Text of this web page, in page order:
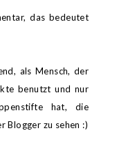
das bedeutet
als Mensch, der
benutzt und nur
hat, die
Blogger zu sehen :)